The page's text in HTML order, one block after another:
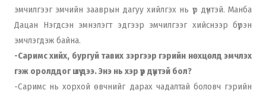
эмчилгээг эмчийн зааврын дагуу хийлгэх нь үр дүнтэй. Манба
Дацан Нэгдсэн эмнэлэгт эдгээр эмчилгээг хийснээр бүрэн
эмчлэгдэж байна.
-Саримс хийх, бургуй тавих зэргээр гэрийн нөхцөлд эмчлэх
гэж оролддог шүү дээ. Энэ нь хэр үр дүнтэй бол?
-Саримс нь хорхой өвчнийг дарах чадалтай боловч гэрийн